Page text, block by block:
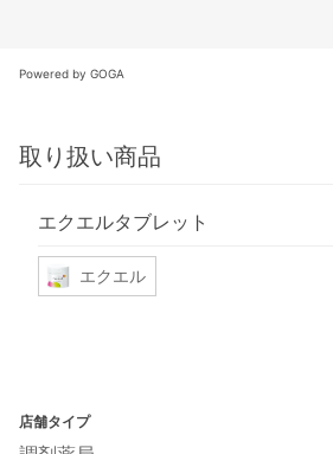
Powered by GOGA
取り扱い商品
エクエルタブレット
エクエル
店舗タイプ